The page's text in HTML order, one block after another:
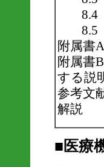
8.4
附属書
附属書
する説
参考文
解説
■医療